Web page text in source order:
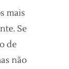
mais
Se
de
não